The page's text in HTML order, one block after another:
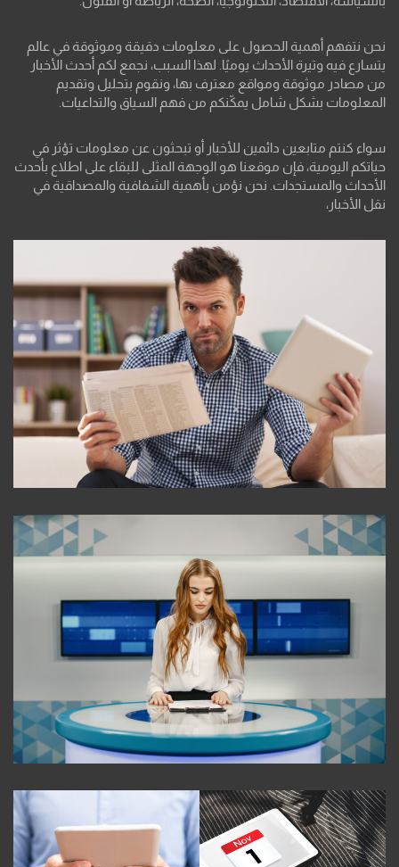
نحن نتفهم أهمية الحصول على معلومات دقيقة وموثوقة في عالم
يتسارع فيه وتيرة الأحداث يوميًا. لهذا السبب، نجمع لكم أحدث الأخبار
من مصادر موثوقة ومواقع معترف بها، ونقوم بتحليل وتقديم
المعلومات بشكل شامل يمكّنكم من فهم السياق والتداعيات.
سواء كنتم متابعين دائمين للأخبار أو تبحثون عن معلومات تؤثر في
حياتكم اليومية، فإن موقعنا هو الوجهة المثلى للبقاء على اطلاع بأحدث
الأحداث والمستجدات. نحن نؤمن بأهمية الشفافية والمصداقية في
نقل الأخبار،